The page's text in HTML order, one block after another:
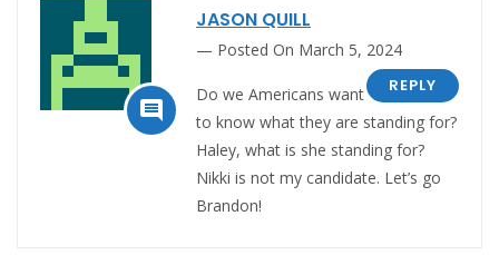

JASON QUILL
Posted On March 5, 2024
REPLY
Do we Americans want
to know what they are standing for?
Haley, what is she standing for?
Nikki is not my candidate. Let’s go
Brandon!